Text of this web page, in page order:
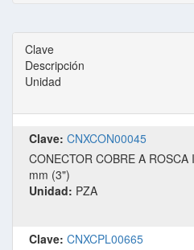
Clave
Descripción
Unidad
Clave: CNXCON00045
CONECTOR COBRE A
mm (3")
Unidad: PZA
Clave: CNXCPL00665